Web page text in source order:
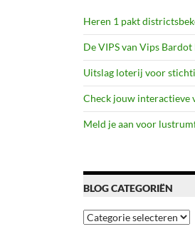
Heren 1 pakt
De VIPS van Vips
Uitslag loterij voor
Check jouw interactieve
Meld je aan voor
BLOG CATEGORIËN
Blog
categoriën